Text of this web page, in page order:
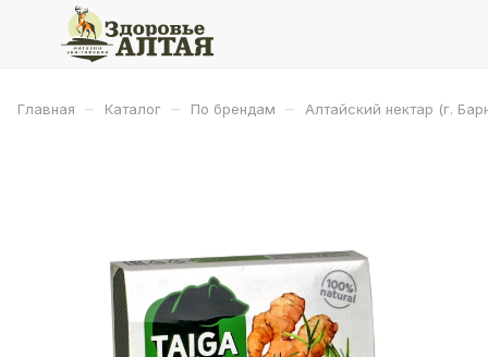
Главная – Каталог – По брендам – Алтайский нектар (г.